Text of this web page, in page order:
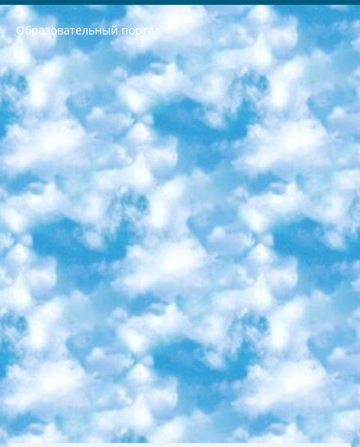
Образовательный портал
РЕСПУБЛИКА УЗБЕКИСТАН МИНИСТРЕРСТВО ДОШКОЛЬНОГО И ШКОЛЬНОГО ОБРАЗОВАНИЯ КОМАНДА в общеобразовательных учреждениях в 2023-2024 учебном году организация и проведение итоговой государственной аттестации обучающихся о Министра дошкольного и школьного образования Республики Узбекистан от 4 марта 2008 года (постановлением Минюста от 20 марта 2008 года № 1778 государственной регистрации) «Итоговое состояние учащихся общего среднего образования на основании положения об утверждении положения об аттестации общего среднего образования выпускной экзамен студентов в образовательных учреждениях в 2023-2024 учебном году В целях организации и прохождения аттестации приказываю: 1. Следующее: перечень предметов, по которым будет проводиться итоговая государственная аттестация и экзамен формы перевода согласно приложению 1; сертификаты международного образца, оценивающие уровень владения иностранными языками перечень согласно приложению 2; 2. Педагогический при специализированных образовательных учреждениях. научно-практический центр квалификации и международной оценки (Д.Давидова) 2024 г. До 25 марта: задания по предметам, по которым будет проводиться итоговая аттестация разработка и утверждение технических условий; итоговая аттестация на основании разработанного предметного задания разработка вопросов по предметам (устно и письменно), экзамен передача; общеобразовательные средние школы и специальные учебные заведения учащиеся выпускных классов школ и интернатов в агентской системе подготовка базы данных экзаменационных материалов и критериев оценки; перевод базы экзаменационных материалов на все языки обучения подать в Республиканский образовательный центр для изготовления; варианты экзаменов на основе разработанных контрольных материалов пусть будут поставлены задачи формирования. 3. Республиканский образовательный центр (Ш.Худайкулов) до 5 апреля 2024 года. до: база данных предоставленных экзаменационных материалов на все языки обучения перевод и экспертиза; для слепых, слабовидящих, глухих, слабослышащих и умственно отсталых детей учащиеся выпускных классов специализированных школ и школ-интернатов база данных экзаменационных материалов на всех преподаваемых языках подготовка критериев оценки; специализированные школы для умственно отсталых детей и технологии для учащихся выпускных классов школ-интернатов разработка соответствующих рекомендаций и критериев проведения ЕГЭ по естествознанию давать задания. 4. Педагогический при специализированных образовательных учреждениях. Научно-практический центр навыков и международной оценки (Д.Давидова), Республика образовательный центр (Худайкулов Ш.) итоговый государственный аттестационный экзамен ориентирован на творческое и логическое мышление при подготовке базы материалов учитывать введение заданий. 5. Следует отметить, что: сертификат государственного образца о знании общеобразовательного предмета и как минимум национальный уровень B1 по предметам на иностранных языках, указанным в Приложении 2. или международно признанный сертификат эквивалентного уровня студенты, изучающие определенный предмет, освобождаются от экзамена; по соответствующим предметам запланирована итоговая государственная аттестация за день до дня, путем жеребьевки Рабочей группой (в письменной форме по предметам, проводимым в форме) из числа сформированных вариантов выбрано 2 варианта; 2 выбранных варианта экзамена анонсированы на официальном сайте министерства и все выпускники по всей стране на основе этих вариантов проводит итоговую государственную аттестацию. 6. Государственное образование учащихся средних общеобразовательных учреждений. знания в соответствии с квалификационными требованиями, которые необходимо приобрести на основании стандартов итоговый (выпускной) контроль для 9 и 11 классов в целях тестирования Экзамены (далее – экзамены) состоят из предметов, перечисленных в приложении 1. будет сделано. 7. Экзамены пройдут с 26 мая по 15 июня 2024 г. (кроме науки физического воспитания). 8. Физическая для учащихся 9 классов общесредних образовательных учреждений. Экзамены по предмету «Образование, квалификация медицина» 1-6 мая 2024 года. сотрудники перевести под присмотр (с отклонениями в физическом или умственном развитии) специализированная школа для детей, школы-интернаты и со сколиозом школы-интернаты санаторного типа для больных детей исключены). 9. Он был слепым, слабовидящим и имел нарушения опорно-двигательного аппарата. экзамены в специализированных школах и интернатах для детей должны проводиться исходя из требований, предъявляемых к общеобразовательным учреждениям (физкультура кроме науки). 10. Специализированная школа для глухих и слабослышащих детей. и экзамены в интернатах и быть реализован в виде письменного теста по математике. 11. Специальность для умственно отсталых детей. Для 9 класса Родной язык и литературное письмо Государственный язык (язык обучения – узбекский). для неклассов) написано Математическое письмо Письменная/устная история Узбекистана Физическое воспитание практично Итоговый контроль Для 11 класса Написание родного языка и литературы (эссе) Математическое письмо Узбекский язык (обучение на узбекском языке) не посещающее общее среднее образование для учреждений)/Образовательное учреждение выбор письменный и устный Иностранный язык письменный/устный Письменная/устная история Узбекистана *По выбору студента:  Химия  Физика  Основы государственного права  География 10 бесплатных образовательных ресурсов - Мы составили подборку онлайн-проектов с интерактивными упражнениями, видеолекциями и статьями. Они помогут вам обрести новые и освежить старые знания бесплатно. 1. «ИНТУИТ» Старейшая образовательная площадка Рунета. Здесь вы найдёте сотни текстовых и видеокурсов на десятки различных тем — от программирования до психологии. Многие курсы подготовлены российскими университетами и крупными международными компаниями вроде Intel и Microsoft. Самостоятельное обучение бесплатное, но желающие могут оплатить услуги персональных наставников. 2. «Смартия» знакомит с актуальными профессиями и подсказывает, как им обучаться. Выбрав заинтересовавшую вас специальность — SMM-специалист, фотограф, веб-дизайнер или другую, — увидите список необходимых для неё умений. Чтобы вы могли освоить их самостоятельно, для каждого умения площадка отображает подборку ссылок на учебные материалы. Хотя «Смартия» ориентируется на русскоязычную аудиторию, часть контента всё же доступна только на английском. 3. «Лекторий Физтеха» Проект Московского физико-технического института (Физтеха). С его помощью вы можете смотреть онлайн серии лекций, записанные на видео в этом вузе. В числе доступных предметов — физика, биология, химия, информационные технологии и другие. К некоторым лекциям администрация ресурса прилагает готовые конспекты, которые можно скачивать в PDF-формате. 4. ITMOcourses Онлайн-площадка Санкт-Петербургского национального исследовательского университета информационных технологий, механики и оптики (ИТМО). Ресурс предоставляет свободный доступ к курсам, разработанным в этом вузе. Каталог материалов разбит на четыре категории: «Оптические системы и технологии», «Приборостроение и робототехника», «Информационные технологии» и «Биотехнологии». Курсы состоят из видеолекций, интерактивных демонстраций и заданий. 5. «КиберЛенинка» Электронная научная библиотека открытого доступа. Каталог площадки регулярно обрастает текстами статей из различных научных изданий. Сгруппированные по журналам и рубрикам публикации можно читать онлайн или скачивать целиком в PDF-формате. Проект нацелен на популяризацию науки за счёт открытого доступа к качественной информации. 6. «ПостНаука» На этом ресурсе публикуют подборки видеолекций, составленные экспертами из разных отраслей и объединённые общими темами. Среди них, к примеру, есть серии «Биоинформатика и геномика», «Культура средневековой Скандинавии» и Cinema Studies о теории кино. Каждая подборка лекций — логически связанная история, рассказанная экспертом от первого лица. Кроме того, на сайте появляются научно-образовательные статьи и тесты на разные темы. 7. «Newочём» Команда проекта «Newочём» отбирает самые интересные тексты из англоязычных СМИ и переводит те из них, за которые голосуют участники сообщества «ВКонтакте». По большей части это научно-популярные статьи. Редакторы придумывают лишь заголовки, в остальном содержание переводов соответствует оригиналам. Полные тексты можно читать прямо в социальной сети. 8. InternetUrok Онлайн-база материалов по основным дисциплинам школьной программы. Информация на сайте структурирована по классам, предметам и темам (урокам). Каждый урок состоит из видеолекций и конспектов. Есть также интерактивные тренажёры и тесты для закрепления пройденного материала. Даже если вы давно окончили школу, возможность повторить программу старших классов всегда может пригодиться. 9. Edutainme Ещё один ресурс об образовании. В отличие от Newtonew, как мне кажется, Edutainme больше ориентируется на представителей индустрии: педагогов, предпринимателей, разработчиков образовательных проектов. Но и любой, кто просто стремится к саморазвитию, найдёт на сайте много полезного и интересного для себя. Например, информацию о новых курсах и образовательных сервисах. 10. Newtonew Онлайн-медиа об образовании и обучении в широком смысле. Авторы Newtonew пишут об инструментах, заведениях, тактиках и стратегиях, которые помогают учить других и получать новые знания самостоятельно. На этой площадке вы найдёте новости, обзоры, аналитические мат